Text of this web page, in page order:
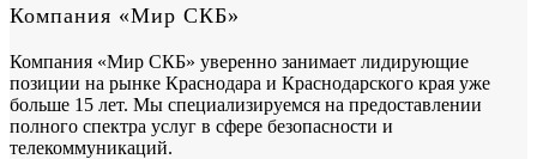
Компания «Мир СКБ»
Компания «Мир СКБ» уверенно занимает лидирующие
позиции на рынке Краснодара и Краснодарского края уже
больше 15 лет. Мы специализируемся на предоставлении
полного спектра услуг в сфере безопасности и
телекоммуникаций.